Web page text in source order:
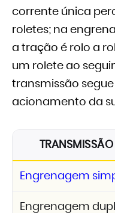
corrente única
roletes; na
a tração é rolo a
um rolete ao
transmissão
acionamento da
TRANSMISSÃO
Engrenagem
Engrenagem